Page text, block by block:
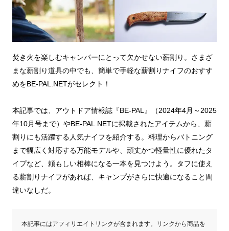
焚き火を楽しむキャンパーにとって欠かせない薪割り。さまざ
まな薪割り道具の中でも、簡単で手軽な薪割りナイフのおすす
めをBE-PAL.NETがセレクト！
本記事では、アウトドア情報誌『BE-PAL』（2024年4月～2025
年10月号まで）やBE-PAL.NETに掲載されたアイテムから、薪
割りにも活躍する人気ナイフを紹介する。料理からバトニング
まで幅広く対応する万能モデルや、頑丈かつ軽量性に優れたタ
イプなど、頼もしい相棒になる一本を見つけよう。タフに使え
る薪割りナイフがあれば、キャンプがさらに快適になること間
違いなしだ。
本記事にはアフィリエイトリンクが含まれます。リンクから商品を